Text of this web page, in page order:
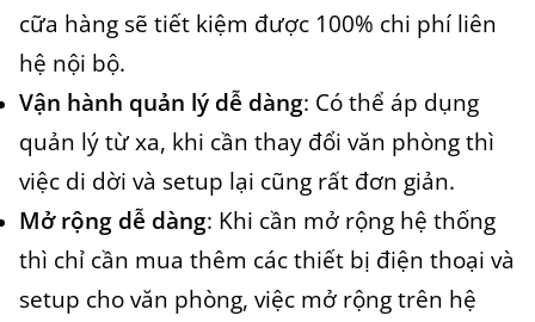
cữa hàng sẽ tiết kiệm được 100% chi phí liên
hệ nội bộ.
Vận hành quản lý dễ dàng: Có thể áp dụng
quản lý từ xa, khi cần thay đổi văn phòng thì
việc di dời và setup lại cũng rất đơn giản.
Mở rộng dễ dàng: Khi cần mở rộng hệ thống
thì chỉ cần mua thêm các thiết bị điện thoại và
setup cho văn phòng, việc mở rộng trên hệ